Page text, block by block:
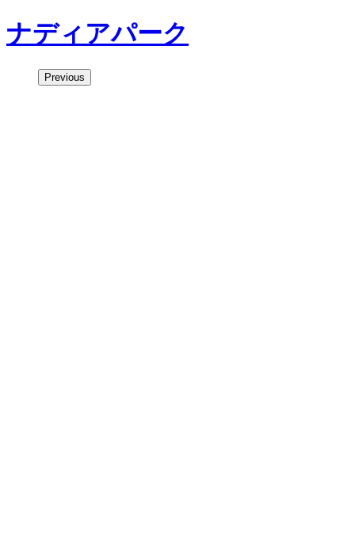
ナディアパーク
Previous